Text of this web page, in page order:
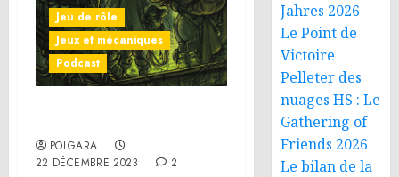
Jeu de rôle
Jeux et mécaniques
Podcast
POLGARA
22 DÉCEMBRE 2023
2
Jahres 2026
Le Point de
Victoire
Pelleter des
nuages HS : Le
Gathering of
Friends 2026
Le bilan de la